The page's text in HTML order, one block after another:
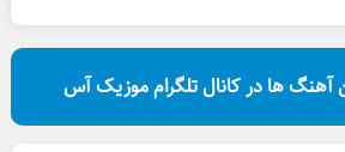
آهنگ ها در کانال تلگرام موزیک آس